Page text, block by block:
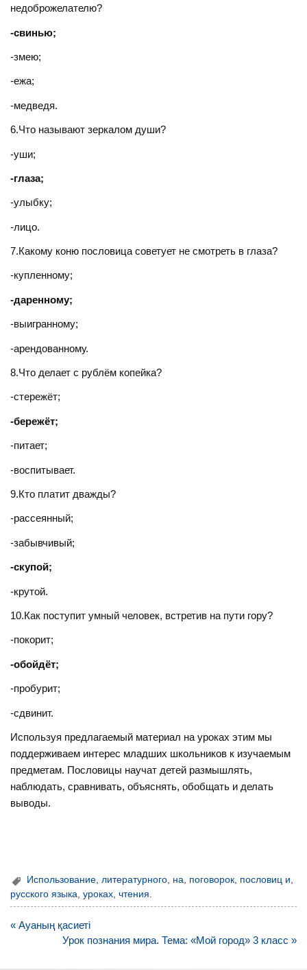
недоброжелателю?
-свинью;
-змею;
-ежа;
-медведя.
6.Что называют зеркалом души?
-уши;
-глаза;
-улыбку;
-лицо.
7.Какому коню пословица советует не смотреть в глаза?
-купленному;
-даренному;
-выигранному;
-арендованному.
8.Что делает с рублём копейка?
-стережёт;
-бережёт;
-питает;
-воспитывает.
9.Кто платит дважды?
-рассеянный;
-забывчивый;
-скупой;
-крутой.
10.Как поступит умный человек, встретив на пути гору?
-покорит;
-обойдёт;
-пробурит;
-сдвинит.
Используя предлагаемый материал на уроках этим мы
поддерживаем интерес младших школьников к изучаемым
предметам. Пословицы научат детей размышлять,
наблюдать, сравнивать, объяснять, обобщать и делать
выводы.
Использование,литературного, на, поговорок, пословиц и,
русского языка ,уроках ,чтения.
Навигация
« Ауаның қасиеті
Урок познания мира. Тема: «Мой город» 3 класс »